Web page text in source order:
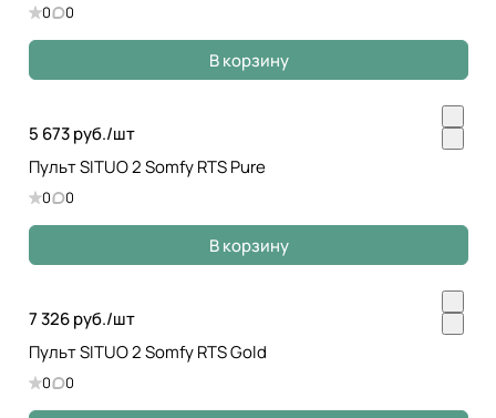
0 0
В корзину
5 673 руб./шт
Пульт SITUO 2 Somfy RTS Pure
0 0
В корзину
7 326 руб./шт
Пульт SITUO 2 Somfy RTS Gold
0 0